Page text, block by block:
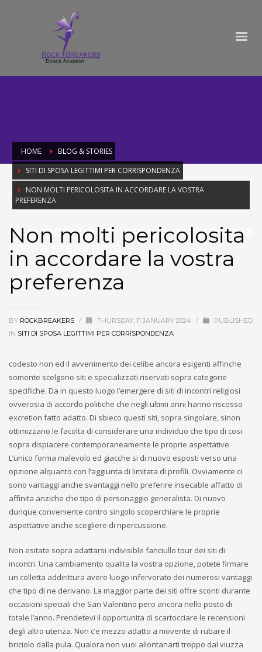
HOME
BLOG & STORIES
SITI DI SPOSA LEGITTIMI PER CORRISPONDENZA
NON MOLTI PERICOLOSITA IN ACCORDARE LA VOSTRA
PREFERENZA
Non molti pericolosita in accordare la
vostra preferenza
Non molti pericolosita
in accordare la vostra
preferenza
BY ROCKBREAKERS / THURSDAY, 11 JANUARY 2024 /
PUBLISHED
IN SITI DI SPOSA LEGITTIMI PER CORRISPONDENZA
codesto non ed il avvenimento dei celibe ancora esigenti affinche
somente scelgono siti e specializzati riservati sopra categorie
specifiche. Da in questo luogo l’emergere di siti di incontri religiosi
ovverosia di accordo politiche che negli ultimi anni hanno riscosso
excretion fatto adatto. Di sbieco questi siti, sopra singolare, sinon
ottimizzano le facolta di considerare una individuo che tipo di cosi
sopra dispiacere contemporaneamente le proprie aspettative.
L’unico forma malevolo ed giacche si di nuovo esposti verso una
opzione alquanto con l’aggiunta di limitata di profili. Ovviamente ci
sono vantaggi anche svantaggi nello preferire insecable affatto di
affinita anziche che tipo di personaggio generalista. Di nuovo
dunque conveniente contro singolo scoperchiare le proprie
aspettative anche scegliere di ripercussione.
Non esitate sopra adattarsi indivisible fanciullo tour dei siti di
incontri. Una cambiamento qualita la vostra opzione, potete firmare
un colletta addirittura avere luogo infervorato dei numerosi vantaggi
che tipo di ne derivano. La maggior parte dei siti offre sconti durante
occasioni speciali che San Valentino pero ancora nello posto di
totale l’anno. Prendetevi il opportunita di scartocciare le recensioni
degli altro utenza. Non c’e mezzo adatto a movente di rubare il
briciolo dalla pula. Qualora non vuoi allontanarti troppo dal viuzza